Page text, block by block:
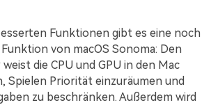
Funktionen gibt es eine noch
von macOS Sonoma: Den
die CPU und GPU in den Mac
Spielen Priorität einzuräumen und
zu beschränken. Außerdem wird